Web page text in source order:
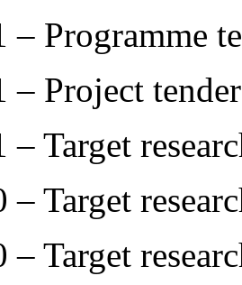
– Programme
– Project tender
– Target
– Target
– Target